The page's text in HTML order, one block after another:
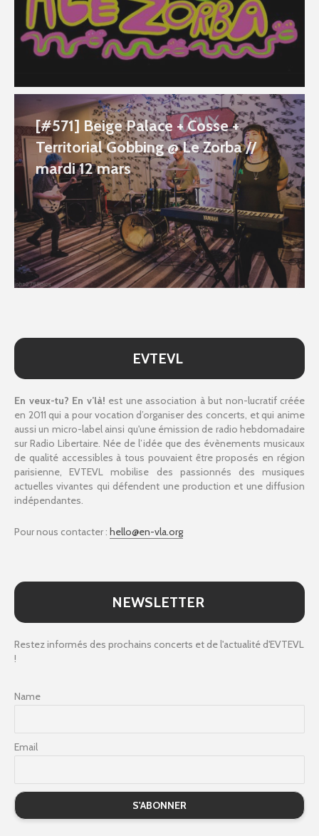
[#571] Beige Palace + Cosse +
Territorial Gobbing @ Le Zorba //
mardi 12 mars
EVTEVL
En veux-tu? En v’là! est une association à but non-lucratif créée
en 2011 qui a pour vocation d’organiser des concerts, et qui anime
aussi un micro-label ainsi qu'une émission de radio hebdomadaire
sur Radio Libertaire. Née de l’idée que des évènements musicaux
de qualité accessibles à tous pouvaient être proposés en région
parisienne, EVTEVL mobilise des passionnés des musiques
actuelles vivantes qui défendent une production et une diffusion
indépendantes.
Pour nous contacter : hello@en-vla.org
NEWSLETTER
Restez informés des prochains concerts et de l'actualité d'EVTEVL
!
Name
Email